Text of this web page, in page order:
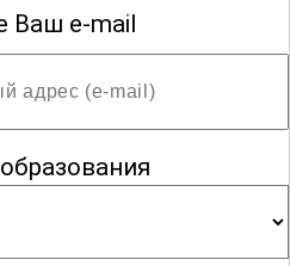
Ваш e-mail